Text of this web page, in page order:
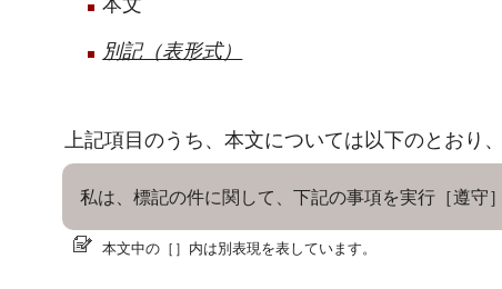
別記（表形式）
上記項目のうち、本文については以下のとおり
私は、標記の件に関して、下記の事項を実行［遵守
本文中の［］内は別表現を表しています。